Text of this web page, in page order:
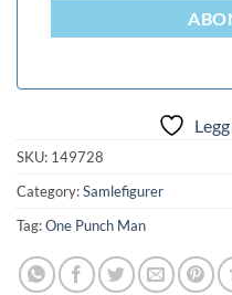
SKU: 149728
Category:Samlefigurer
Tag:One Punch Man